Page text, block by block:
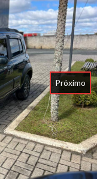
Próximo